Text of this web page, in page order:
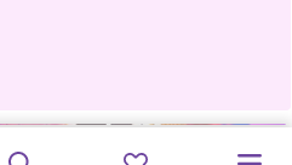
de moda, podrásvestir y
K-pop
para sus eventos más
ESTILO COLORES